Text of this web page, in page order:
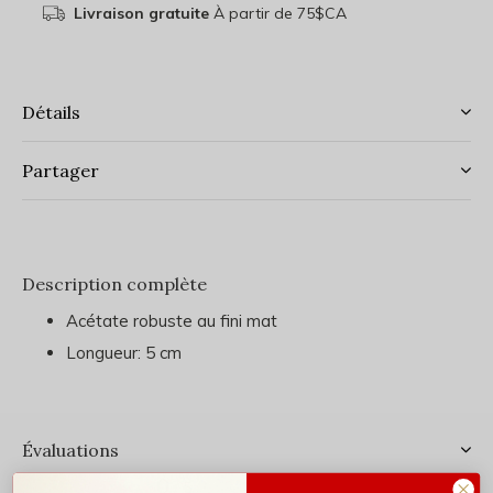
Livraison gratuiteÀ partir de 75$CA
Détails
Partager
Description complète
Acétate robuste au fini mat
Longueur: 5 cm
Évaluations